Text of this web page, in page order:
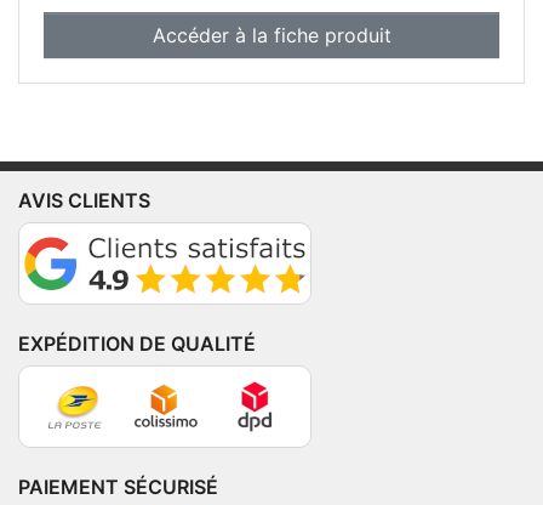
Accéder à la fiche produit
AVIS CLIENTS
EXPÉDITION DE QUALITÉ
PAIEMENT SÉCURISÉ